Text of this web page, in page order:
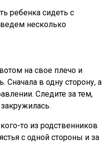
ребенка сидеть с
несколько
на свое плечо и
Сначала в одну сторону, а
Следите за тем,
то из родственников
с одной стороны и за